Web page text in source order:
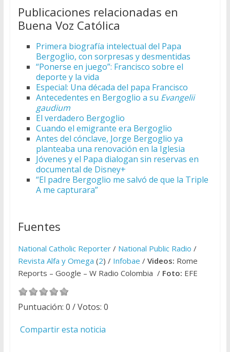
Publicaciones relacionadas en
Buena Voz Católica
Primera biografía intelectual del Papa
Bergoglio, con sorpresas y desmentidas
“Ponerse en juego”: Francisco sobre el
deporte y la vida
Especial: Una década del papa Francisco
Antecedentes en Bergoglio a su Evangelii
gaudium
El verdadero Bergoglio
Cuando el emigrante era Bergoglio
Antes del cónclave, Jorge Bergoglio ya
planteaba una renovación en la Iglesia
Jóvenes y el Papa dialogan sin reservas en
documental de Disney+
“El padre Bergoglio me salvó de que la Triple
A me capturara”
Fuentes
National Catholic Reporter/ National Public Radio /
Revista Alfa y Omega (2) / Infobae / Videos: Rome
Reports – Google – W Radio Colombia / Foto: EFE
Puntuación: 0 / Votos: 0
Compartir esta noticia